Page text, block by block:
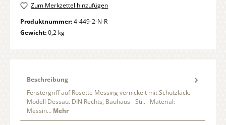
Zum Merkzettel hinzufügen
Produktnummer:4-449-2-N-R
Gewicht:0,2 kg
Beschreibung
Fenstergriff auf Rosette Messing vernickelt mit Schutzlack.
Modell Dessau. DIN Rechts, Bauhaus - Stil. Material:
Messin… Mehr